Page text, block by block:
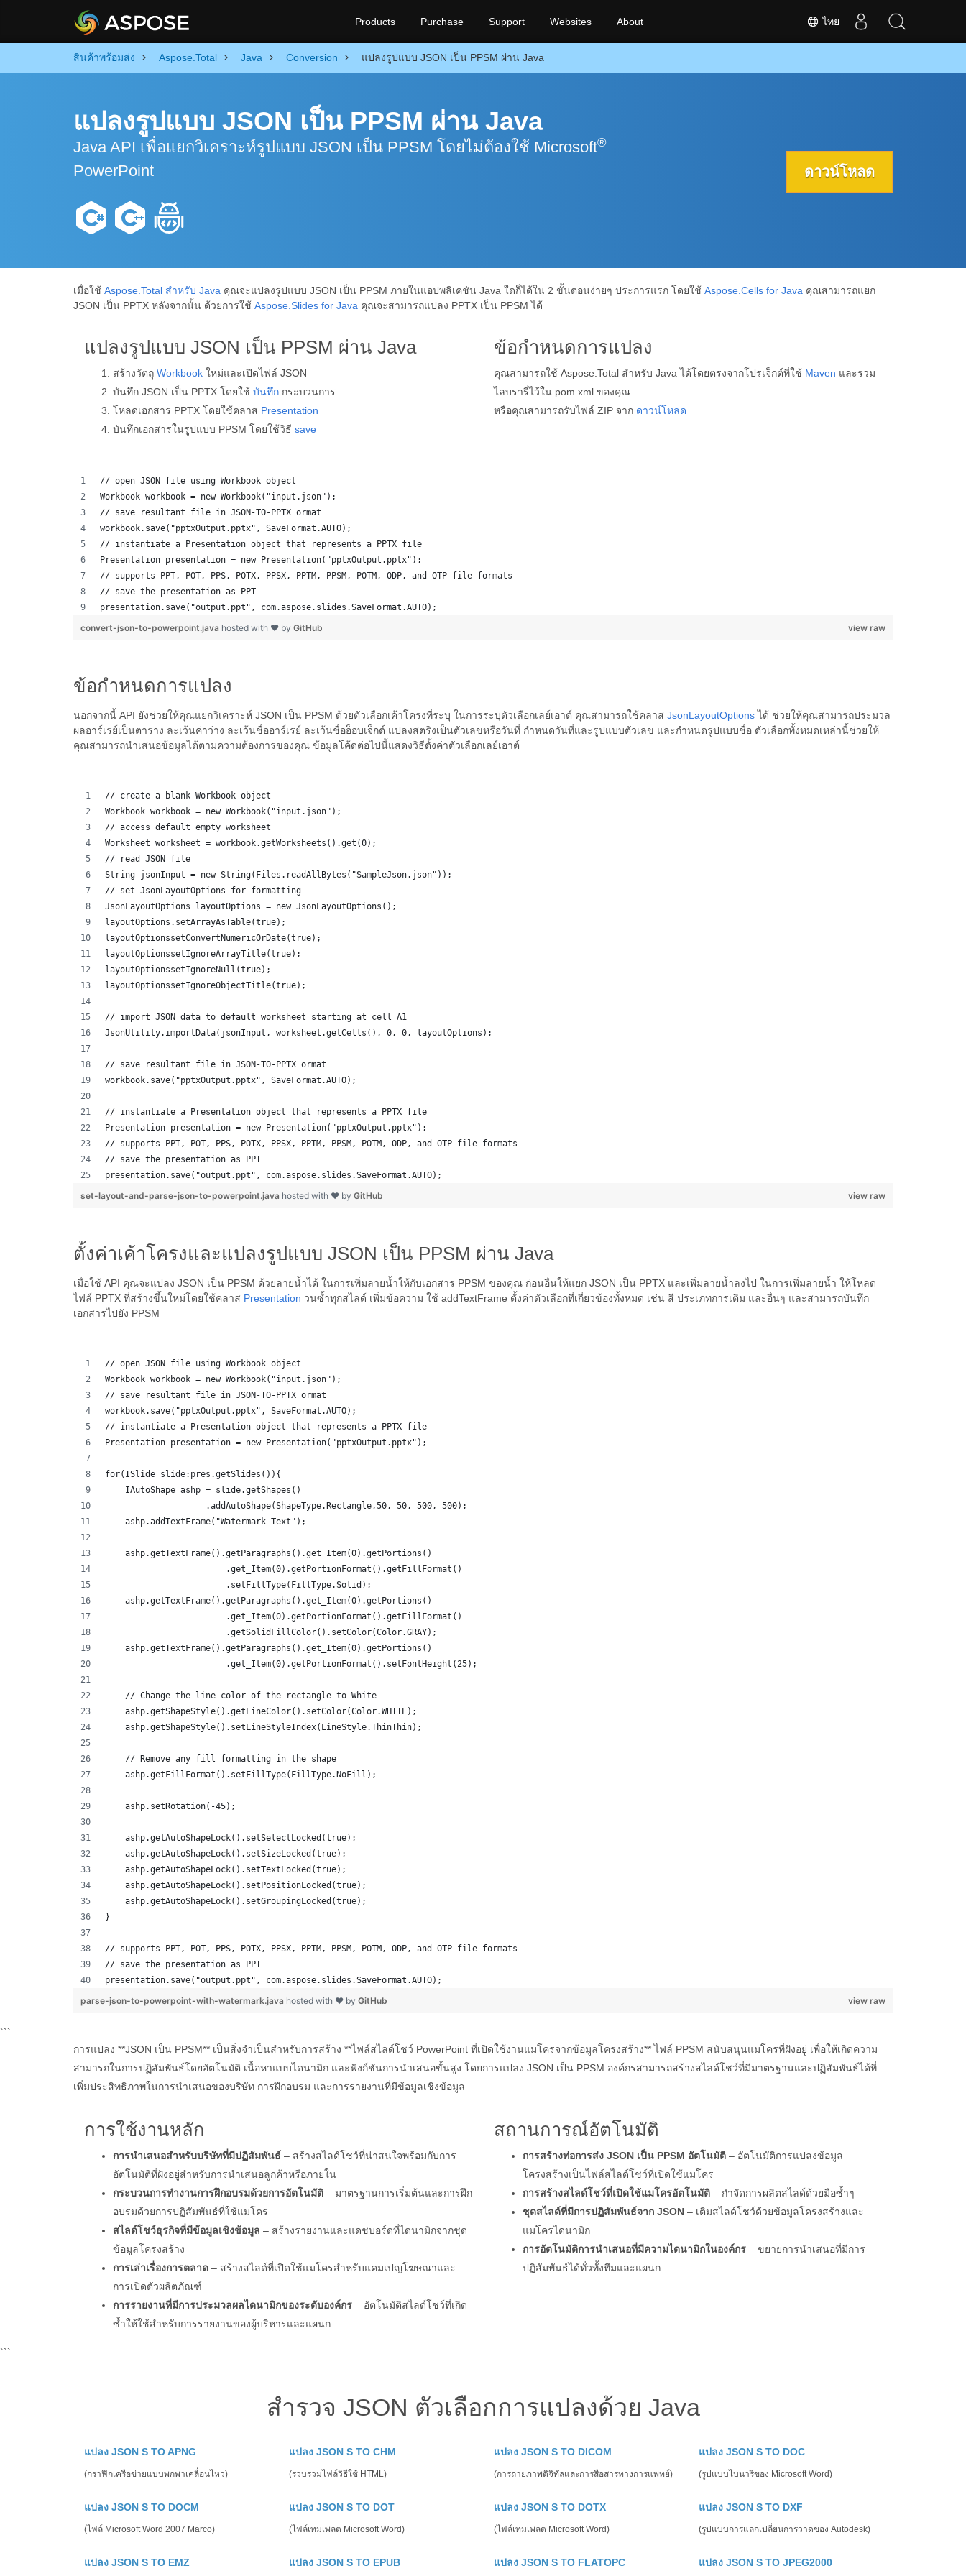
ไทย
Products Purchase Support Websites About
สินค้าพร้อมส่ง Aspose.Total Java Conversion แปลงรูปแบบ JSON เป็น PPSM ผ่าน Java
แปลงรูปแบบ JSON เป็น PPSM ผ่าน Java
Java API เพื่อแยกวิเคราะห์รูปแบบ JSON เป็น PPSM โดยไม่ต้องใช้ Microsoft®
PowerPoint ดาวน์โหลด
เมื่อใช้ Aspose.Total สำหรับ Java คุณจะแปลงรูปแบบ JSON เป็น PPSM ภายในแอปพลิเคชัน Java ใดก็ได้ใน 2 ขั้นตอนง่ายๆ ประการแรก โดยใช้ Aspose.Cells for Java คุณสามารถแยก
JSON เป็น PPTX หลังจากนั้น ด้วยการใช้ Aspose.Slides for Java คุณจะสามารถแปลง PPTX เป็น PPSM ได้
แปลงรูปแบบ JSON เป็น PPSM ผ่าน Java
สร้างวัตถุ Workbook ใหม่และเปิดไฟล์ JSON
บันทึก JSON เป็น PPTX โดยใช้ บันทึก กระบวนการ
โหลดเอกสาร PPTX โดยใช้คลาส Presentation
บันทึกเอกสารในรูปแบบ PPSM โดยใช้วิธี save
ข้อกำหนดการแปลง
คุณสามารถใช้ Aspose.Total สำหรับ Java ได้โดยตรงจากโปรเจ็กต์ที่ใช้ Maven และรวม
ไลบรารี่ไว้ใน pom.xml ของคุณ
หรือคุณสามารถรับไฟล์ ZIP จาก ดาวน์โหลด
// open JSON file using Workbook object
Workbook workbook = new Workbook("input.json");
// save resultant file in JSON-TO-PPTX ormat
workbook.save("pptxOutput.pptx", SaveFormat.AUTO);
// instantiate a Presentation object that represents a PPTX file
Presentation presentation = new Presentation("pptxOutput.pptx");
// supports PPT, POT, PPS, POTX, PPSX, PPTM, PPSM, POTM, ODP, and OTP file formats
// save the presentation as PPT
presentation.save("output.ppt", com.aspose.slides.SaveFormat.AUTO);
view raw
convert-json-to-powerpoint.java hosted with ❤ by GitHub
ข้อกำหนดการแปลง
นอกจากนี้ API ยังช่วยให้คุณแยกวิเคราะห์ JSON เป็น PPSM ด้วยตัวเลือกเค้าโครงที่ระบุ ในการระบุตัวเลือกเลย์เอาต์ คุณสามารถใช้คลาส JsonLayoutOptionsได้ ช่วยให้คุณสามารถประมวล
ผลอาร์เรย์เป็นตาราง ละเว้นค่าว่าง ละเว้นชื่ออาร์เรย์ ละเว้นชื่ออ็อบเจ็กต์ แปลงสตริงเป็นตัวเลขหรือวันที่ กำหนดวันที่และรูปแบบตัวเลข และกำหนดรูปแบบชื่อ ตัวเลือกทั้งหมดเหล่านี้ช่วยให้
คุณสามารถนำเสนอข้อมูลได้ตามความต้องการของคุณ ข้อมูลโค้ดต่อไปนี้แสดงวิธีตั้งค่าตัวเลือกเลย์เอาต์
// create a blank Workbook object
Workbook workbook = new Workbook("input.json");
// access default empty worksheet
Worksheet worksheet = workbook.getWorksheets().get(0);
// read JSON file
String jsonInput = new String(Files.readAllBytes("SampleJson.json"));
// set JsonLayoutOptions for formatting
JsonLayoutOptions layoutOptions = new JsonLayoutOptions();
layoutOptions.setArrayAsTable(true);
layoutOptionssetConvertNumericOrDate(true);
layoutOptionssetIgnoreArrayTitle(true);
layoutOptionssetIgnoreNull(true);
layoutOptionssetIgnoreObjectTitle(true);
// import JSON data to default worksheet starting at cell A1
JsonUtility.importData(jsonInput, worksheet.getCells(), 0, 0, layoutOptions);
// save resultant file in JSON-TO-PPTX ormat
workbook.save("pptxOutput.pptx", SaveFormat.AUTO);
// instantiate a Presentation object that represents a PPTX file
Presentation presentation = new Presentation("pptxOutput.pptx");
// supports PPT, POT, PPS, POTX, PPSX, PPTM, PPSM, POTM, ODP, and OTP file formats
// save the presentation as PPT
presentation.save("output.ppt", com.aspose.slides.SaveFormat.AUTO);
view raw
set-layout-and-parse-json-to-powerpoint.java hosted with ❤ by GitHub
ตั้งค่าเค้าโครงและแปลงรูปแบบ JSON เป็น PPSM ผ่าน Java
เมื่อใช้ API คุณจะแปลง JSON เป็น PPSM ด้วยลายน้ำได้ ในการเพิ่มลายน้ำให้กับเอกสาร PPSM ของคุณ ก่อนอื่นให้แยก JSON เป็น PPTX และเพิ่มลายน้ำลงไป ในการเพิ่มลายน้ำ ให้โหลด
ไฟล์ PPTX ที่สร้างขึ้นใหม่โดยใช้คลาส Presentation วนซ้ำทุกสไลด์ เพิ่มข้อความ ใช้ addTextFrame ตั้งค่าตัวเลือกที่เกี่ยวข้องทั้งหมด เช่น สี ประเภทการเติม และอื่นๆ และสามารถบันทึก
เอกสารไปยัง PPSM
// open JSON file using Workbook object
Workbook workbook = new Workbook("input.json");
// save resultant file in JSON-TO-PPTX ormat
workbook.save("pptxOutput.pptx", SaveFormat.AUTO);
// instantiate a Presentation object that represents a PPTX file
Presentation presentation = new Presentation("pptxOutput.pptx");
for(ISlide slide:pres.getSlides()){
    IAutoShape ashp = slide.getShapes()
                    .addAutoShape(ShapeType.Rectangle,50, 50, 500, 500);
    ashp.addTextFrame("Watermark Text");
    ashp.getTextFrame().getParagraphs().get_Item(0).getPortions()
                        .get_Item(0).getPortionFormat().getFillFormat()
                        .setFillType(FillType.Solid);
    ashp.getTextFrame().getParagraphs().get_Item(0).getPortions()
                        .get_Item(0).getPortionFormat().getFillFormat()
                        .getSolidFillColor().setColor(Color.GRAY);
    ashp.getTextFrame().getParagraphs().get_Item(0).getPortions()
                        .get_Item(0).getPortionFormat().setFontHeight(25);
    // Change the line color of the rectangle to White
    ashp.getShapeStyle().getLineColor().setColor(Color.WHITE);
    ashp.getShapeStyle().setLineStyleIndex(LineStyle.ThinThin);
    // Remove any fill formatting in the shape
    ashp.getFillFormat().setFillType(FillType.NoFill);
    ashp.setRotation(-45);
    ashp.getAutoShapeLock().setSelectLocked(true);
    ashp.getAutoShapeLock().setSizeLocked(true);
    ashp.getAutoShapeLock().setTextLocked(true);
    ashp.getAutoShapeLock().setPositionLocked(true);
    ashp.getAutoShapeLock().setGroupingLocked(true);
}
// supports PPT, POT, PPS, POTX, PPSX, PPTM, PPSM, POTM, ODP, and OTP file formats
// save the presentation as PPT
presentation.save("output.ppt", com.aspose.slides.SaveFormat.AUTO);
view raw
parse-json-to-powerpoint-with-watermark.java hosted with ❤ by GitHub
```
การแปลง **JSON เป็น PPSM** เป็นสิ่งจำเป็นสำหรับการสร้าง **ไฟล์สไลด์โชว์ PowerPoint ที่เปิดใช้งานแมโครจากข้อมูลโครงสร้าง** ไฟล์ PPSM สนับสนุนแมโครที่ฝังอยู่ เพื่อให้เกิดความ
สามารถในการปฏิสัมพันธ์โดยอัตโนมัติ เนื้อหาแบบไดนามิก และฟังก์ชันการนำเสนอขั้นสูง โดยการแปลง JSON เป็น PPSM องค์กรสามารถสร้างสไลด์โชว์ที่มีมาตรฐานและปฏิสัมพันธ์ได้ที่
เพิ่มประสิทธิภาพในการนำเสนอของบริษัท การฝึกอบรม และการรายงานที่มีข้อมูลเชิงข้อมูล
การใช้งานหลัก
การนำเสนอสำหรับบริษัทที่มีปฏิสัมพันธ์ – สร้างสไลด์โชว์ที่น่าสนใจพร้อมกับการ
อัตโนมัติที่ฝังอยู่สำหรับการนำเสนอลูกค้าหรือภายใน
กระบวนการทำงานการฝึกอบรมด้วยการอัตโนมัติ – มาตรฐานการเริ่มต้นและการฝึก
อบรมด้วยการปฏิสัมพันธ์ที่ใช้แมโคร
สไลด์โชว์ธุรกิจที่มีข้อมูลเชิงข้อมูล – สร้างรายงานและแดชบอร์ดที่ไดนามิกจากชุด
ข้อมูลโครงสร้าง
การเล่าเรื่องการตลาด – สร้างสไลด์ที่เปิดใช้แมโครสำหรับแคมเปญโฆษณาและ
การเปิดตัวผลิตภัณฑ์
การรายงานที่มีการประมวลผลไดนามิกของระดับองค์กร – อัตโนมัติสไลด์โชว์ที่เกิด
ซ้ำให้ใช้สำหรับการรายงานของผู้บริหารและแผนก
สถานการณ์อัตโนมัติ
การสร้างท่อการส่ง JSON เป็น PPSM อัตโนมัติ – อัตโนมัติการแปลงข้อมูล
โครงสร้างเป็นไฟล์สไลด์โชว์ที่เปิดใช้แมโคร
การสร้างสไลด์โชว์ที่เปิดใช้แมโครอัตโนมัติ – กำจัดการผลิตสไลด์ด้วยมือซ้ำๆ
ชุดสไลด์ที่มีการปฏิสัมพันธ์จาก JSON – เติมสไลด์โชว์ด้วยข้อมูลโครงสร้างและ
แมโครไดนามิก
การอัตโนมัติการนำเสนอที่มีความไดนามิกในองค์กร – ขยายการนำเสนอที่มีการ
ปฏิสัมพันธ์ได้ทั่วทั้งทีมและแผนก
```
สำรวจ JSON ตัวเลือกการแปลงด้วย Java
แปลง JSON S TO APNG
(กราฟิกเครือข่ายแบบพกพาเคลื่อนไหว)
แปลง JSON S TO CHM
(รวบรวมไฟล์วิธีใช้ HTML)
แปลง JSON S TO DICOM
(การถ่ายภาพดิจิทัลและการสื่อสารทางการแพทย์)
แปลง JSON S TO DOC
(รูปแบบไบนารีของ Microsoft Word)
แปลง JSON S TO DOCM
(ไฟล์ Microsoft Word 2007 Marco)
แปลง JSON S TO DOT
(ไฟล์เทมเพลต Microsoft Word)
แปลง JSON S TO DOTX
(ไฟล์เทมเพลต Microsoft Word)
แปลง JSON S TO DXF
(รูปแบบการแลกเปลี่ยนการวาดของ Autodesk)
แปลง JSON S TO EMZ แปลง JSON S TO EPUB แปลง JSON S TO FLATOPC แปลง JSON S TO JPEG2000